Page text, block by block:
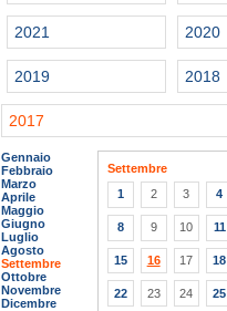
2021 2020
2019 2018
2017
Gennaio
Febbraio
Marzo
Aprile
Maggio
Giugno
Luglio
Agosto
Settembre
Ottobre
Novembre
Dicembre
Settembre
1
2 3 4
8 9 10 11
15 16 17 18
22 23 24 25